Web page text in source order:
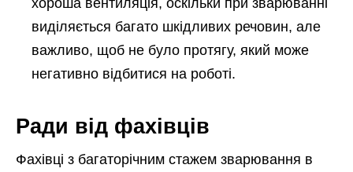
хороша вентиляція, оскільки при зварюванні
виділяється багато шкідливих речовин, але
важливо, щоб не було протягу, який може
негативно відбитися на роботі.
Ради від фахівців
Фахівці з багаторічним стажем зварювання в